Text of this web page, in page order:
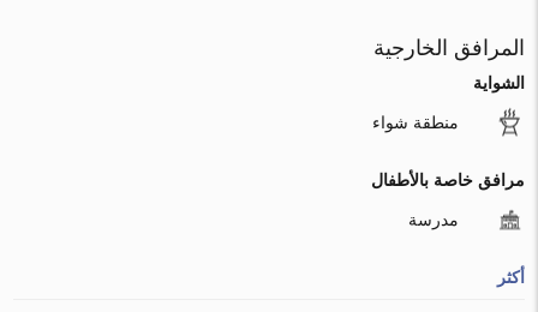
المرافق الخارجية
الشواية
منطقة شواء
مرافق خاصة بالأطفال
مدرسة
أكثر